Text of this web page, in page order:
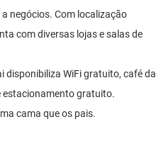
negócios. Com localização
com diversas lojas e salas de
disponibiliza WiFi gratuito, café da
estacionamento gratuito.
cama que os pais.